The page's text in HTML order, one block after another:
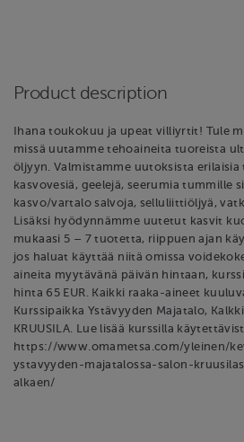
Product description
Ihana toukokuu ja upeat villiyrtit! Tule
missä uutamme tehoaineita tuoreista
öljyyn. Valmistamme uutoksista
kasvovesiä, geelejä, seerumia tummille
kasvo/vartalo salvoja, selluliittiöljyä,
Lisäksi hyödynnämme uutetut kasvit
mukaasi 5 – 7 tuotetta, riippuen ajan
jos haluat käyttää niitä omissa
aineita myytävänä päivän hintaan,
hinta 65 EUR. Kaikki raaka-aineet
Kurssipaikka Ystävyyden Majatalo,
KRUUSILA. Lue lisää kurssilla
https://www.omametsa.com/yleinen/
ystavyyden-majatalossa-salon-
alkaen/